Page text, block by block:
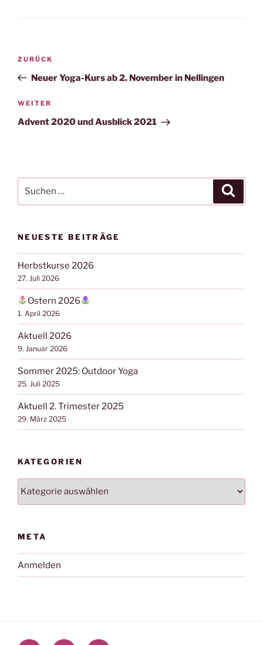
Beitragsnavigation
Vorheriger
Beitrag
ZURÜCK
Neuer Yoga-Kurs ab 2. November in Nellingen
Nächster
Beitrag
WEITER
Advent 2020 und Ausblick 2021
nach:
NEUESTE BEITRÄGE
Herbstkurse 2026
27. Juli 2026
Ostern 2026
1. April 2026
Aktuell 2026
9. Januar 2026
Sommer 2025: Outdoor Yoga
25. Juli 2025
Aktuell 2. Trimester 2025
29. März 2025
KATEGORIEN
META
Anmelden